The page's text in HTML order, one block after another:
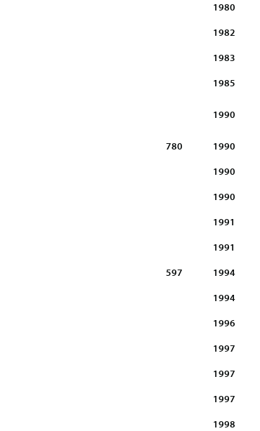
1980
1982
1983
1985
1990
780 1990
1990
1990
1991
1991
597
1994
1994
1996
1997
1997
1997
1998